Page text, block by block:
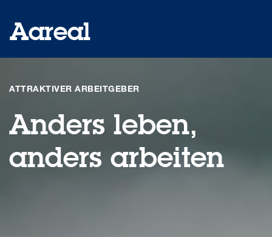
Aareal
GB2020
Aareal Bank Gruppe
Finanzzahlen
Nachhaltig wirtschaften
ATTRAKTIVER ARBEITGEBER
Anders leben,
anders arbeiten